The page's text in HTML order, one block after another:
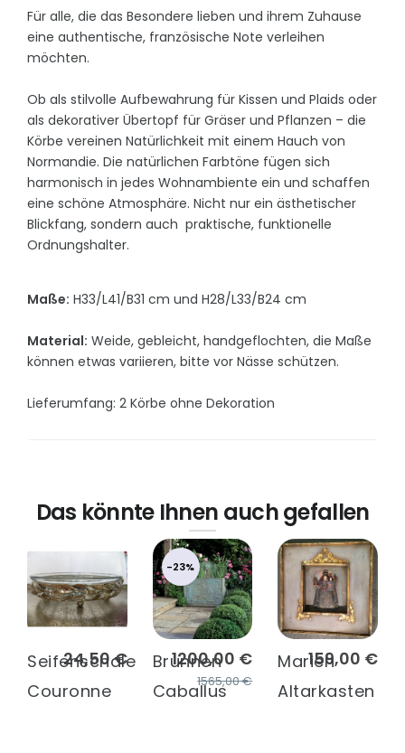
Für alle, die das Besondere lieben und ihrem Zuhause
eine authentische, französische Note verleihen
möchten.
Ob als stilvolle Aufbewahrung für Kissen und Plaids oder
als dekorativer Übertopf für Gräser und Pflanzen – die
Körbe vereinen Natürlichkeit mit einem Hauch von
Normandie. Die natürlichen Farbtöne fügen sich
harmonisch in jedes Wohnambiente ein und schaffen
eine schöne Atmosphäre. Nicht nur ein ästhetischer
Blickfang, sondern auch praktische, funktionelle
Ordnungshalter.
Maße: H33/L41/B31 cm und H28/L33/B24 cm
Material: Weide, gebleicht, handgeflochten, die Maße
können etwas variieren, bitte vor Nässe schützen.
Lieferumfang: 2 Körbe ohne Dekoration
Das könnte Ihnen auch gefallen
24,50 €
Seifenschale
Couronne
-23%
1200,00 €
1565,00 €
Brunnen
Caballus
159,00 €
Marien
Altarkasten